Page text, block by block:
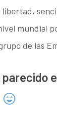
mundial
de las
parecido